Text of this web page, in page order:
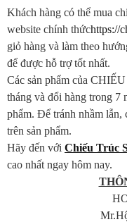
Khách hàng có thể mua
website chính thứchttps://
giỏ hàng và làm theo
để được hỗ trợ tốt nhất.
Các sản phẩm của
tháng và đổi hàng trong 7
phẩm. Để tránh nhầm lẫn,
trên sản phẩm.
Hãy đến với Chiếu Trúc
cao nhất ngay hôm nay.